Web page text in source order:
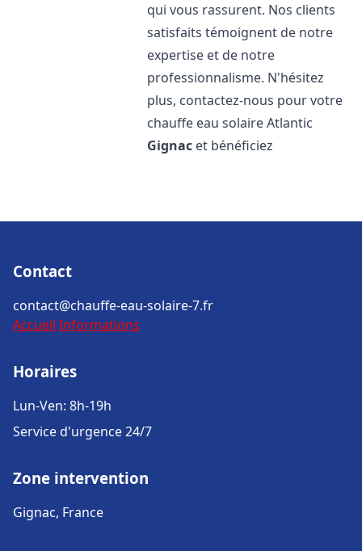
qui vous rassurent. Nos clients
satisfaits témoignent de notre
expertise et de notre
professionnalisme. N'hésitez
plus, contactez-nous pour votre
chauffe eau solaire Atlantic
Gignac et bénéficiez
Contact
contact@chauffe-eau-solaire-7.fr
Accueil Informations
Horaires
Lun-Ven: 8h-19h
Service d'urgence 24/7
Zone intervention
Gignac, France